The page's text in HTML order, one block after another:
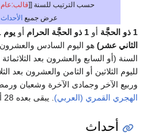
حسب الترتيب للسنة [[قالب:عام
عرض جميع
1 ذو الحجَّة أو 1 ذو الحجَّة الحرام أو
الثاني عشر)
السنة (أو السابع والعشرون بعد
لليوم الثلاثين أو الثامن والعشرون بعد
وربيع الآخر وجمادى الآخرة وشعبان
الهجري القمري (العربي) . يبقى بعده 28 أو 29 يومًا لانتهاء السنة.
أحداث